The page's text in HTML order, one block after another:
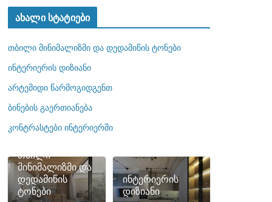
ტ
ო
რ
ბ
ი
ახალი სტატიები
თბილი მინიმალიზმი და დედამიწის ტონები
ინტერიერის დიზიანი
არტემიდი წარმოგიდგენთ
ბინების გაერთიანება
კონტრასტები ინტერიერში
თბილი
მინიმალიზმი და
დედამიწის
ტონები
ინტერიერის
დიზიანი